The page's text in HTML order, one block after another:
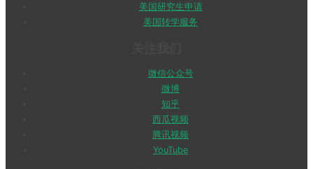
美国研究生申请
美国转学服务
微信公众号
微博
知乎
西瓜视频
腾讯视频
YouTube